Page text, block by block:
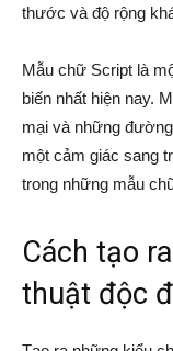
thước và độ rộng
Mẫu chữ Script là
biến nhất hiện nay.
mại và những
một cảm giác sang
trong những mẫu
Cách tạo
thuật độc